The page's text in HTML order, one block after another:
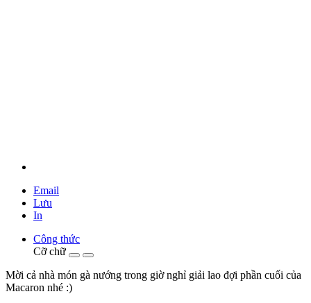
Email
Lưu
In
Công thức
Cỡ chữ
Mời cả nhà món gà nướng trong giờ nghỉ giải lao đợi phần cuối của
Macaron nhé :)